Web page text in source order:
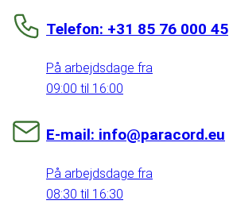
Telefon: +31 85 76 000 45
På arbejdsdage fra
09:00 til 16:00
E-mail: info@paracord.eu
På arbejdsdage fra
08:30 til 16:30